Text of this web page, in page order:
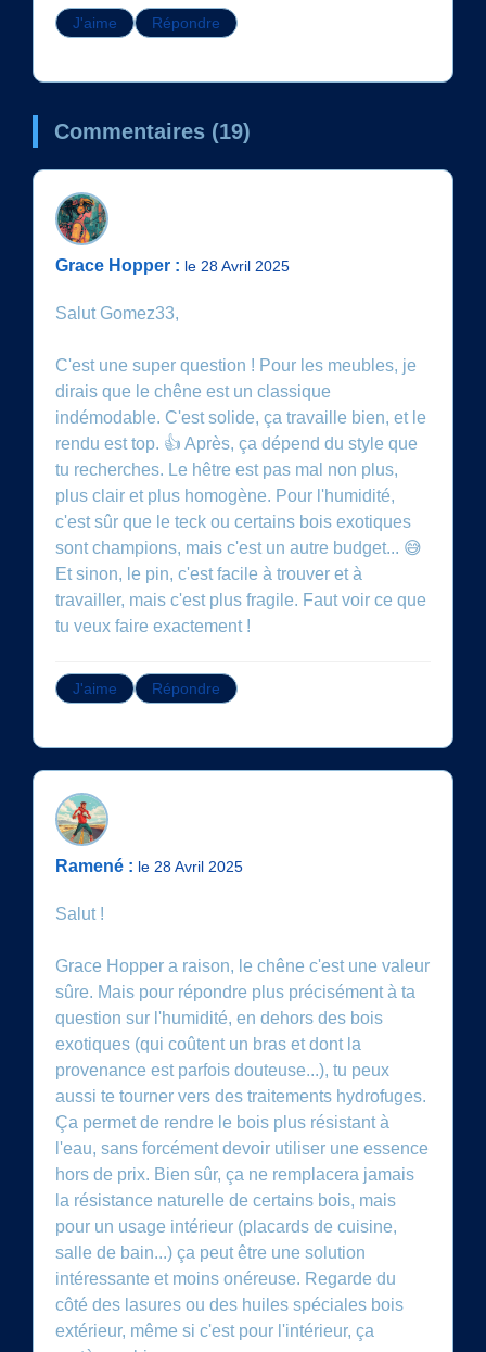
J'aime Répondre
Commentaires (19)
Grace Hopper : le 28 Avril 2025
Salut Gomez33,
C'est une super question ! Pour les meubles, je
dirais que le chêne est un classique
indémodable. C'est solide, ça travaille bien, et le
rendu est top. 👍 Après, ça dépend du style que
tu recherches. Le hêtre est pas mal non plus,
plus clair et plus homogène. Pour l'humidité,
c'est sûr que le teck ou certains bois exotiques
sont champions, mais c'est un autre budget... 😅
Et sinon, le pin, c'est facile à trouver et à
travailler, mais c'est plus fragile. Faut voir ce que
J'aime Répondre
Ramené : le 28 Avril 2025
Salut !
Grace Hopper a raison, le chêne c'est une valeur
sûre. Mais pour répondre plus précisément à ta
question sur l'humidité, en dehors des bois
exotiques (qui coûtent un bras et dont la
provenance est parfois douteuse...), tu peux
aussi te tourner vers des traitements hydrofuges.
Ça permet de rendre le bois plus résistant à
l'eau, sans forcément devoir utiliser une essence
hors de prix. Bien sûr, ça ne remplacera jamais
la résistance naturelle de certains bois, mais
pour un usage intérieur (placards de cuisine,
salle de bain...) ça peut être une solution
intéressante et moins onéreuse. Regarde du
côté des lasures ou des huiles spéciales bois
extérieur, même si c'est pour l'intérieur, ça